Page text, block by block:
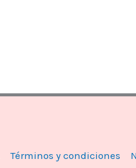
Términos y condiciones